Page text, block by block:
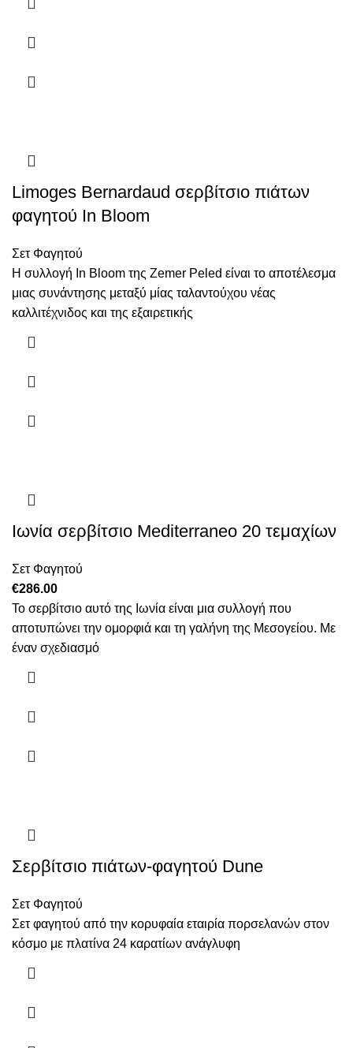
Limoges Bernardaud σερβίτσιο πιάτων
φαγητού In Bloom
Σετ Φαγητού
Η συλλογή In Bloom της Zemer Peled είναι το αποτέλεσμα
μιας συνάντησης μεταξύ μίας ταλαντούχου νέας
καλλιτέχνιδος και της εξαιρετικής
Ιωνία σερβίτσιο Mediterraneo 20 τεμαχίων
Σετ Φαγητού
€286.00
Το σερβίτσιο αυτό της Ιωνία είναι μια συλλογή που
αποτυπώνει την ομορφιά και τη γαλήνη της Μεσογείου. Με
έναν σχεδιασμό
Σερβίτσιο πιάτων-φαγητού Dune
Σετ Φαγητού
Σετ φαγητού από την κορυφαία εταιρία πορσελανών στον
κόσμο με πλατίνα 24 καρατίων ανάγλυφη